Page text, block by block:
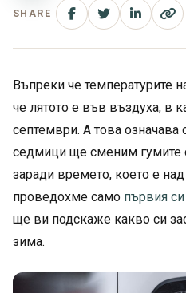
SHARE
Въпреки че температурите
че лятото е във въздуха, в
септември. А това
седмици ще сменим
заради времето, което е
проведохме само първия
ще ви подскаже какво си
зима.